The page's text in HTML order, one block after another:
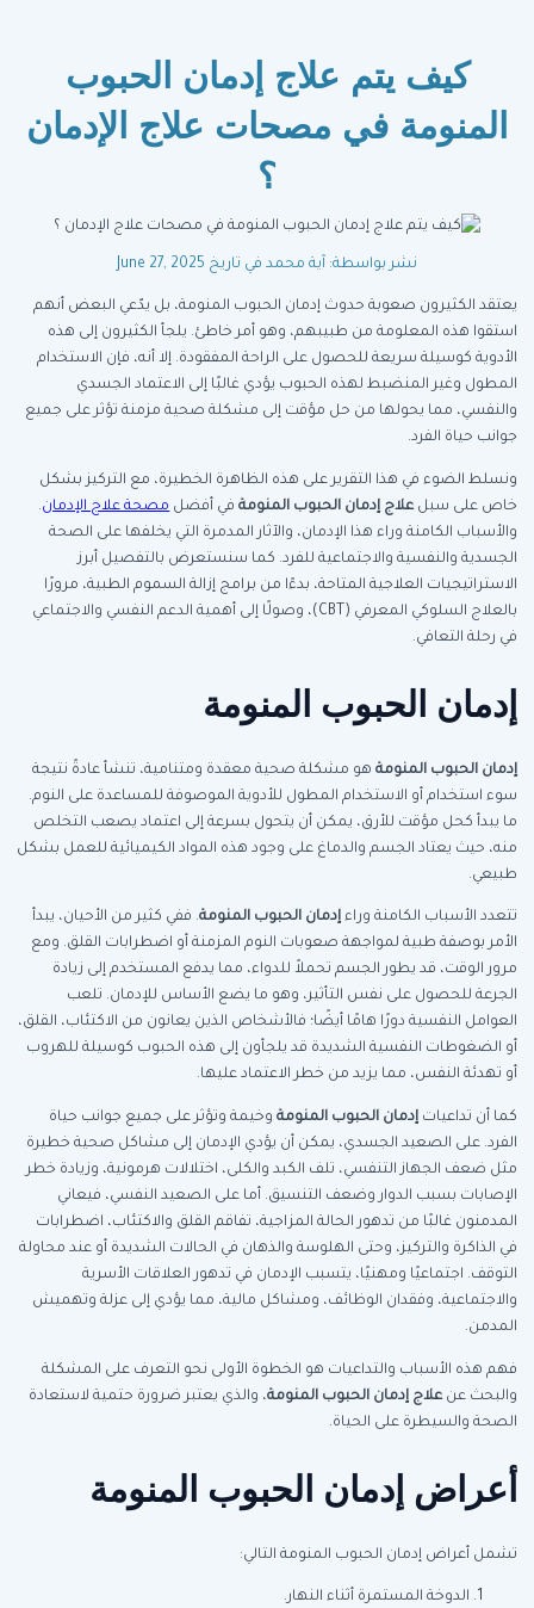
كيف يتم علاج إدمان الحبوب
المنومة في مصحات علاج الإدمان
؟
نشر بواسطة: آية محمد في تاريخ June 27, 2025
يعتقد الكثيرون صعوبة حدوث إدمان الحبوب المنومة، بل يدّعي البعض أنهم
استقوا هذه المعلومة من طبيبهم، وهو أمر خاطئ. يلجأ الكثيرون إلى هذه
الأدوية كوسيلة سريعة للحصول على الراحة المفقودة. إلا أنه، فإن الاستخدام
المطول وغير المنضبط لهذه الحبوب يؤدي غالبًا إلى الاعتماد الجسدي
والنفسي، مما يحولها من حل مؤقت إلى مشكلة صحية مزمنة تؤثر على جميع
جوانب حياة الفرد.
ونسلط الضوء في هذا التقرير على هذه الظاهرة الخطيرة، مع التركيز بشكل
خاص على سبلعلاج إدمان الحبوب المنومة في أفضلمصحة علاج الإدمان.
والأسباب الكامنة وراء هذا الإدمان، والآثار المدمرة التي يخلفها على الصحة
الجسدية والنفسية والاجتماعية للفرد. كما سنستعرض بالتفصيل أبرز
الاستراتيجيات العلاجية المتاحة، بدءًا من برامج إزالة السموم الطبية، مرورًا
بالعلاج السلوكي المعرفي (CBT)، وصولًا إلى أهمية الدعم النفسي والاجتماعي
في رحلة التعافي.
إدمان الحبوب المنومة
إدمان الحبوب المنومةهو مشكلة صحية معقدة ومتنامية، تنشأ عادةً نتيجة
سوء استخدام أو الاستخدام المطول للأدوية الموصوفة للمساعدة على النوم.
ما يبدأ كحل مؤقت للأرق، يمكن أن يتحول بسرعة إلى اعتماد يصعب التخلص
منه، حيث يعتاد الجسم والدماغ على وجود هذه المواد الكيميائية للعمل بشكل
طبيعي.
تتعدد الأسباب الكامنة وراء إدمان الحبوب المنومة. ففي كثير من الأحيان، يبدأ
الأمر بوصفة طبية لمواجهة صعوبات النوم المزمنة أو اضطرابات القلق. ومع
مرور الوقت، قد يطور الجسم تحملاً للدواء، مما يدفع المستخدم إلى زيادة
الجرعة للحصول على نفس التأثير، وهو ما يضع الأساس للإدمان. تلعب
العوامل النفسية دورًا هامًا أيضًا؛ فالأشخاص الذين يعانون من الاكتئاب، القلق،
أو الضغوطات النفسية الشديدة قد يلجأون إلى هذه الحبوب كوسيلة للهروب
أو تهدئة النفس، مما يزيد من خطر الاعتماد عليها.
كما أن تداعيات إدمان الحبوب المنومةوخيمة وتؤثر على جميع جوانب حياة
الفرد. على الصعيد الجسدي، يمكن أن يؤدي الإدمان إلى مشاكل صحية خطيرة
مثل ضعف الجهاز التنفسي، تلف الكبد والكلى، اختلالات هرمونية، وزيادة خطر
الإصابات بسبب الدوار وضعف التنسيق. أما على الصعيد النفسي، فيعاني
المدمنون غالبًا من تدهور الحالة المزاجية، تفاقم القلق والاكتئاب، اضطرابات
في الذاكرة والتركيز، وحتى الهلوسة والذهان في الحالات الشديدة أو عند محاولة
التوقف. اجتماعيًا ومهنيًا، يتسبب الإدمان في تدهور العلاقات الأسرية
والاجتماعية، وفقدان الوظائف، ومشاكل مالية، مما يؤدي إلى عزلة وتهميش
المدمن.
فهم هذه الأسباب والتداعيات هو الخطوة الأولى نحو التعرف على المشكلة
والبحث عنعلاج إدمان الحبوب المنومة، والذي يعتبر ضرورة حتمية لاستعادة
الصحة والسيطرة على الحياة.
أعراض إدمان الحبوب المنومة
تشمل أعراض إدمان الحبوب المنومة التالي:
الدوخة المستمرة أثناء النهار.